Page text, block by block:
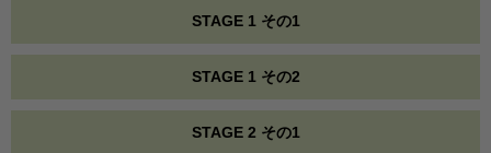
STAGE 1 その1
STAGE 1 その2
STAGE 2 その1